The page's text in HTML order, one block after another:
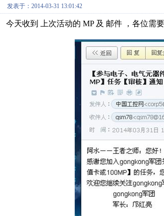
发表于：2014-03-31 13:01:42
今天收到 上次活动的 MP 及 邮件 ，各位需